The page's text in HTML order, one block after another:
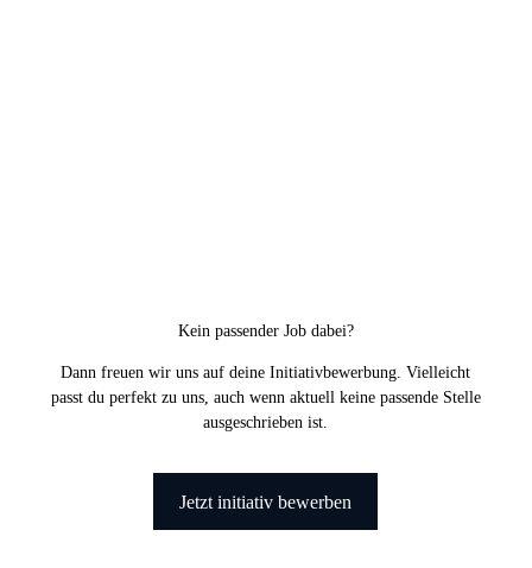
Kein passender Job dabei?
Dann freuen wir uns auf deine Initiativbewerbung. Vielleicht
passt du perfekt zu uns, auch wenn aktuell keine passende Stelle
ausgeschrieben ist.
Jetzt initiativ bewerben